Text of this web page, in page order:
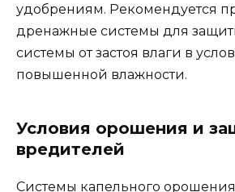
удобрениям. Рекомендуется
дренажные системы для
системы от застоя влаги в
повышенной влажности.
Условия орошения и
вредителей
Системы капельного орошения